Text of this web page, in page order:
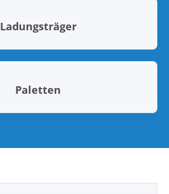
Ladungsträger
Paletten